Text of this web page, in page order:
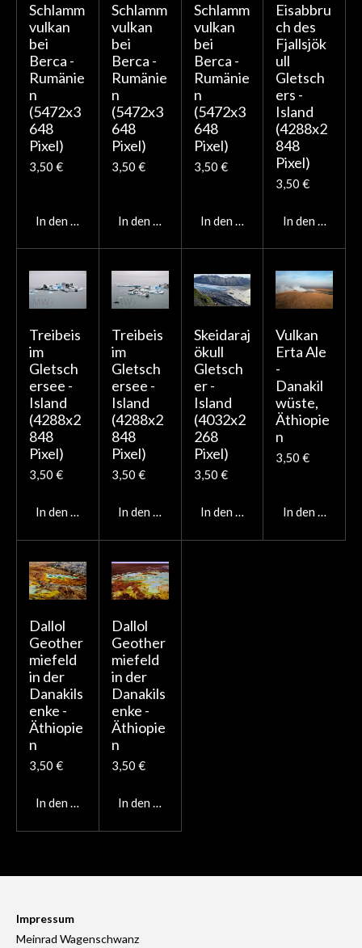
Schlamm
vulkan
bei
Berca -
Rumänie
n
(5472x3
648
Pixel)
3,50 €
In den Warenkorb
Schlamm
vulkan
bei
Berca -
Rumänie
n
(5472x3
648
Pixel)
3,50 €
In den Warenkorb
Schlamm
vulkan
bei
Berca -
Rumänie
n
(5472x3
648
Pixel)
3,50 €
In den Warenkorb
Eisabbru
ch des
Fjallsjök
ull
Gletsch
ers -
Island
(4288x2
848
Pixel)
3,50 €
In den
Treibeis
im
Gletsch
ersee -
Island
(4288x2
848
Pixel)
3,50 €
In den Warenkorb
Treibeis
im
Gletsch
ersee -
Island
(4288x2
848
Pixel)
3,50 €
In den Warenkorb
Skeidaraj
ökull
Gletsch
er -
Island
(4032x2
268
Pixel)
3,50 €
In den Warenkorb
Vulkan
Erta Ale
-
Danakil
wüste,
Äthiopie
n
3,50 €
In den
Dallol
Geother
miefeld
in der
Danakils
enke -
Äthiopie
n
3,50 €
In den Warenkorb
Dallol
Geother
miefeld
in der
Danakils
enke -
Äthiopie
n
3,50 €
In den Warenkorb
Impressum
Meinrad Wagenschwanz